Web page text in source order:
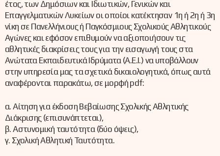
έτος, των Δημόσιων και Ιδιωτικών, Γενικών και
Επαγγελματικών Λυκείων οι οποίοι κατέκτησαν 1η ή 2η ή 3η
νίκη σε Πανελλήνιους ή Παγκόσμιους Σχολικούς Αθλητικούς
Αγώνες και εφόσον επιθυμούν να αξιοποιήσουν τις
αθλητικές διακρίσεις τους για την εισαγωγή τους στα
Ανώτατα Εκπαιδευτικά Ιδρύματα (Α.Ε.Ι.) να υποβάλλουν
στην υπηρεσία μας τα σχετικά δικαιολογητικά, όπως αυτά
αναφέρονται παρακάτω, σε μορφή pdf:
α. Αίτηση για έκδοση Βεβαίωσης Σχολικής Αθλητικής
Διάκρισης (επισυνάπτεται),
β. Αστυνομική ταυτότητα (δύο όψεις),
γ. Σχολική Αθλητική Ταυτότητα.